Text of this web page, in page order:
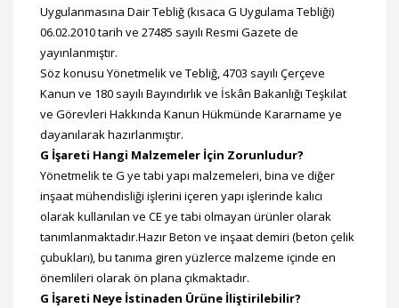
Uygulanmasına Dair Tebliğ (kısaca G Uygulama Tebliği)
06.02.2010 tarih ve 27485 sayılı Resmi Gazete de
yayınlanmıştır.
Söz konusu Yönetmelik ve Tebliğ, 4703 sayılı Çerçeve
Kanun ve 180 sayılı Bayındırlık ve İskân Bakanlığı Teşkilat
ve Görevleri Hakkında Kanun Hükmünde Kararname ye
dayanılarak hazırlanmıştır.
G İşareti Hangi Malzemeler İçin Zorunludur?
Yönetmelik te G ye tabi yapı malzemeleri, bina ve diğer
inşaat mühendisliği işlerini içeren yapı işlerinde kalıcı
olarak kullanılan ve CE ye tabi olmayan ürünler olarak
tanımlanmaktadır.Hazır Beton ve inşaat demiri (beton çelik
çubukları), bu tanıma giren yüzlerce malzeme içinde en
önemlileri olarak ön plana çıkmaktadır.
G İşareti Neye İstinaden Ürüne İliştirilebilir?